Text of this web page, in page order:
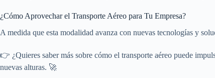
¿Cómo Aprovechar el Transporte Aéreo para Tu Empresa?
A medida que esta modalidad avanza con nuevas tecnologías y
👉 ¿Quieres saber más sobre cómo el transporte aéreo puede
nuevas alturas. 🚀